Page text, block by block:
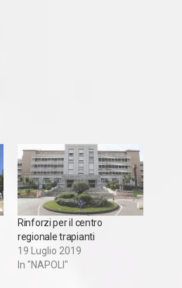
Rinforzi per il centro
regionale trapianti
19 Luglio 2019
In "NAPOLI"